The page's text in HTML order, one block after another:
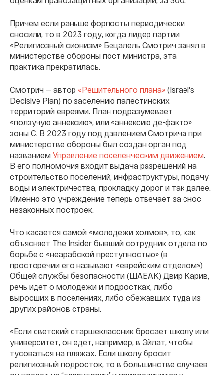
Причем если раньше форпосты периодически
сносили, то в 2023 году, когда лидер партии
«Религиозный сионизм» Бецалель Смотрич занял в
министерстве обороны пост министра, эта
практика прекратилась.
Смотрич — автор «Решительного плана» (Israel's
Decisive Plan) по заселению палестинских
территорий евреями. План подразумевает
«ползучую аннексию», или «аннексию де-факто»
зоны С. В 2023 году под давлением Смотрича при
министерстве обороны был создан орган под
названием Управление поселенческим движением.
В его полномочия входит выдача разрешений на
строительство поселений, инфраструктуры, подачу
воды и электричества, прокладку дорог и так далее.
Именно это учреждение теперь отвечает за снос
незаконных построек.
Что касается самой «молодежи холмов», то, как
объясняет The Insider бывший сотрудник отдела по
борьбе с «неарабской преступностью» (в
просторечии его называют «еврейским отделом»)
Общей службы безопасности (ШАБАК) Двир Карив,
речь идет о молодежи и подростках, либо
выросших в поселениях, либо сбежавших туда из
других районов страны.
«Если светский старшеклассник бросает школу или
университет, он едет, например, в Эйлат, чтобы
тусоваться на пляжах. Если школу бросит
религиозный подросток, то в большинстве случаев